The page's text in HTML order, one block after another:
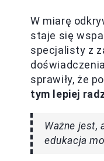
W miarę
staje się
specjalisty z
sprawiły, że
tym lepiej
Ważne jest,
edukacja